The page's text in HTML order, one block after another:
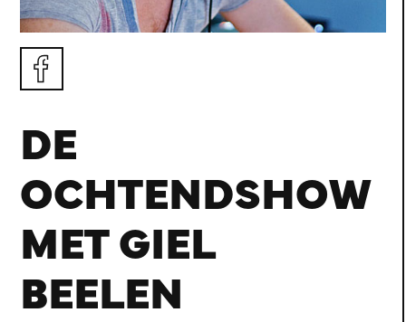
DE
OCHTENDSHOW
MET GIEL
BEELEN